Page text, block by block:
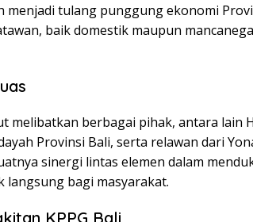
menjadi tulang punggung ekonomi
baik domestik maupun
melibatkan berbagai pihak, antara lain
Provinsi Bali, serta relawan dari
sinergi lintas elemen dalam
langsung bagi masyarakat.
KPPG Bali